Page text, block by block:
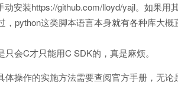
动安装https://github.com/lloyd/yajl。如果用
，python这类脚本语言本身就有各种库大
会C才只能用C SDK的，真是麻烦。
体操作的实施方法需要查阅官方手册，无